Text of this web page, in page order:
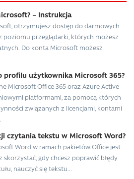
– Instrukcja
otrzymujesz dostęp do darmowych
poziomu przeglądarki, których możesz
Do konta Microsoft możesz
profilu użytkownika Microsoft 365?
Microsoft Office 365 oraz Azure Active
platformami, za pomocą których
związanych z licencjami, kontami
czytania tekstu w Microsoft Word?
Word w ramach pakietów Office jest
skorzystać, gdy chcesz poprawić błędy
nauczyć się tekstu...